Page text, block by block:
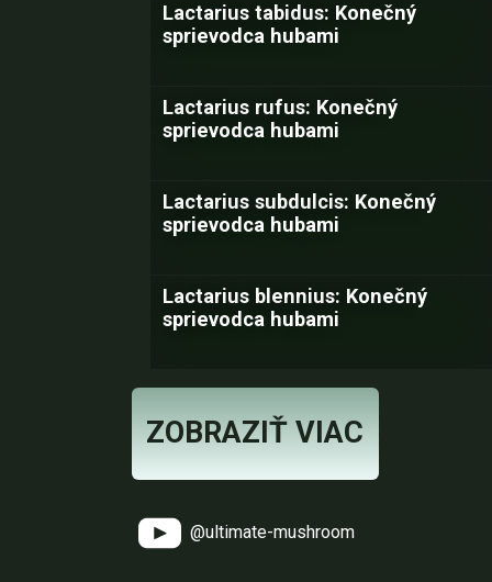
Lactarius tabidus: Konečný
sprievodca hubami
Lactarius rufus: Konečný
sprievodca hubami
Lactarius subdulcis: Konečný
sprievodca hubami
Lactarius blennius: Konečný
sprievodca hubami
ZOBRAZIŤ VIAC
@ultimate-mushroom